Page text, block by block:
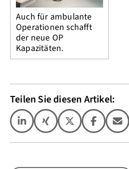
Auch für ambulante
Operationen schafft
der neue OP
Kapazitäten.
Teilen Sie diesen Artikel: